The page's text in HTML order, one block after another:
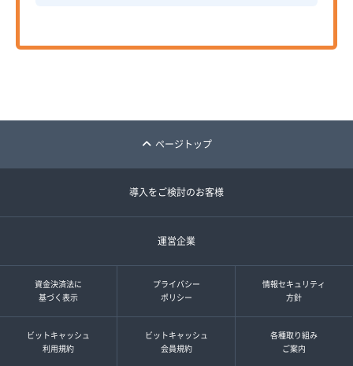
ページトップ
導入をご検討のお客様
運営企業
資金決済法に
基づく表示
プライバシー
ポリシー
情報セキュリティ
方針
ビットキャッシュ
利用規約
ビットキャッシュ
会員規約
各種取り組み
ご案内